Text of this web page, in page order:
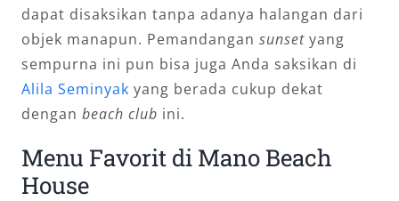
dapat disaksikan tanpa adanya halangan dari
objek manapun. Pemandangan sunsetyang
sempurna ini pun bisa juga Anda saksikan di
Alila Seminyak yang berada cukup dekat
dengan beach club ini.
Menu Favorit di Mano Beach
House